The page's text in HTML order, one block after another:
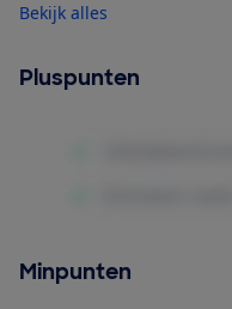
Bekijk alles
Pluspunten
Minpunten